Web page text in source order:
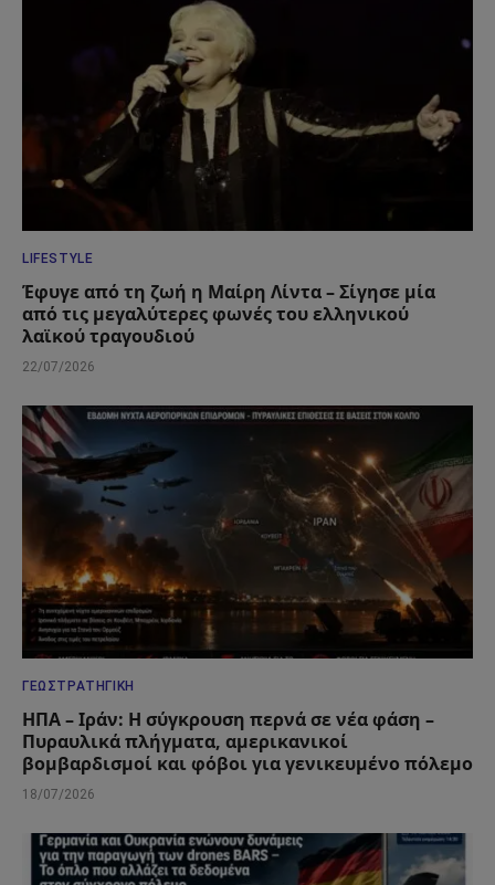
LIFESTYLE
Έφυγε από τη ζωή η Μαίρη Λίντα – Σίγησε μία
από τις μεγαλύτερες φωνές του ελληνικού
λαϊκού τραγουδιού
22/07/2026
ΓΕΩΣΤΡΑΤΗΓΙΚΉ
ΗΠΑ – Ιράν: Η σύγκρουση περνά σε νέα φάση –
Πυραυλικά πλήγματα, αμερικανικοί
βομβαρδισμοί και φόβοι για γενικευμένο πόλεμο
18/07/2026